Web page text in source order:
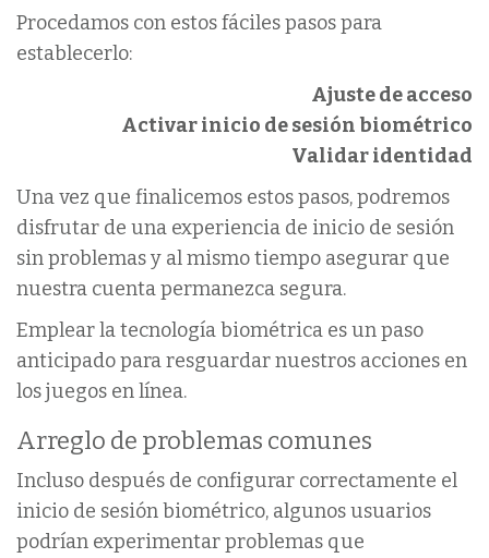
Procedamos con estos fáciles pasos para
establecerlo:
Ajuste de acceso
Activar inicio de sesión biométrico
Validar identidad
Una vez que finalicemos estos pasos, podremos
disfrutar de una experiencia de inicio de sesión
sin problemas y al mismo tiempo asegurar que
nuestra cuenta permanezca segura.
Emplear la tecnología biométrica es un paso
anticipado para resguardar nuestros acciones en
los juegos en línea.
Arreglo de problemas comunes
Incluso después de configurar correctamente el
inicio de sesión biométrico, algunos usuarios
podrían experimentar problemas que